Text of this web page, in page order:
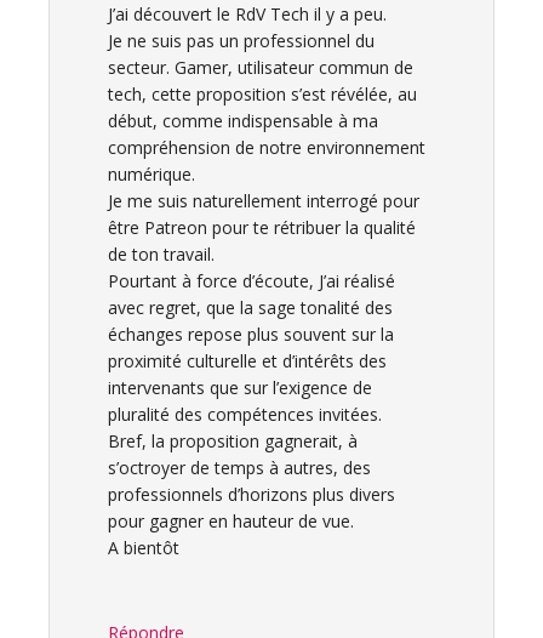
J’ai découvert le RdV Tech il y a peu.
Je ne suis pas un professionnel du
secteur. Gamer, utilisateur commun de
tech, cette proposition s’est révélée, au
début, comme indispensable à ma
compréhension de notre environnement
numérique.
Je me suis naturellement interrogé pour
être Patreon pour te rétribuer la qualité
de ton travail.
Pourtant à force d’écoute, J’ai réalisé
avec regret, que la sage tonalité des
échanges repose plus souvent sur la
proximité culturelle et d’intérêts des
intervenants que sur l’exigence de
pluralité des compétences invitées.
Bref, la proposition gagnerait, à
s’octroyer de temps à autres, des
professionnels d’horizons plus divers
pour gagner en hauteur de vue.
A bientôt
Répondre